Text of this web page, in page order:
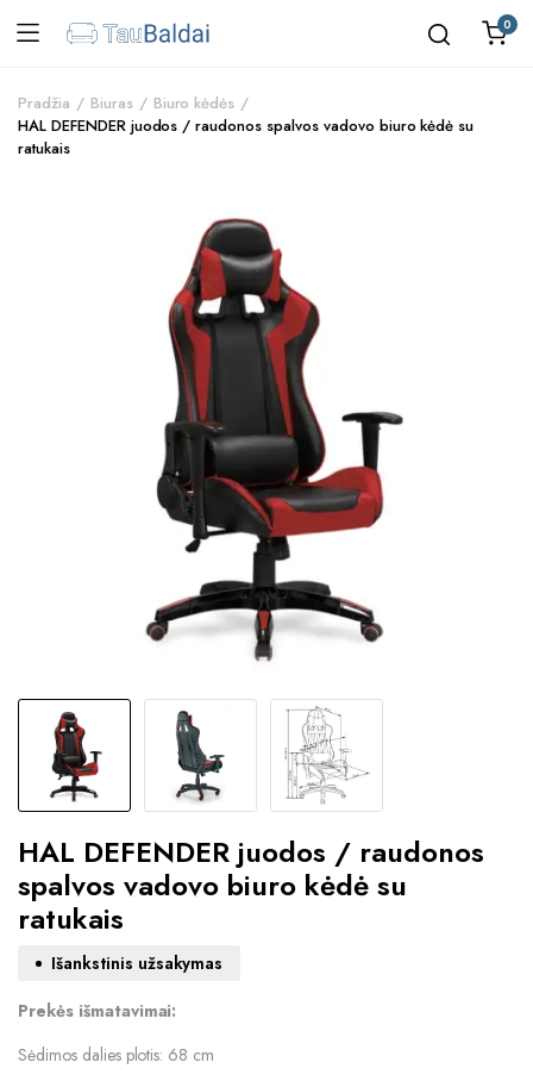
0
Pradžia Biuras
Biuro kėdės
HAL DEFENDER juodos / raudonos spalvos vadovo biuro kėdė su
ratukais
HAL DEFENDER juodos / raudonos
spalvos vadovo biuro kėdė su
ratukais
Išankstinis užsakymas
Prekės išmatavimai:
Sėdimos dalies plotis: 68 cm